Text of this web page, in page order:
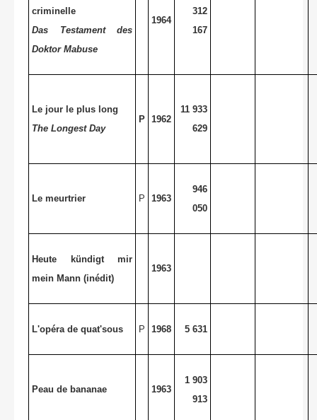
criminelle
Das Testament des
Doktor Mabuse
1964
312
167
Le jour le plus long
The Longest Day
P 1962
11 933
629
Le meurtrier P 1963
946
050
Heute kündigt mir
mein Mann (inédit)
1963
L'opéra de quat'sous P 1968 5 631
Peau de bananae 1963
1 903
913